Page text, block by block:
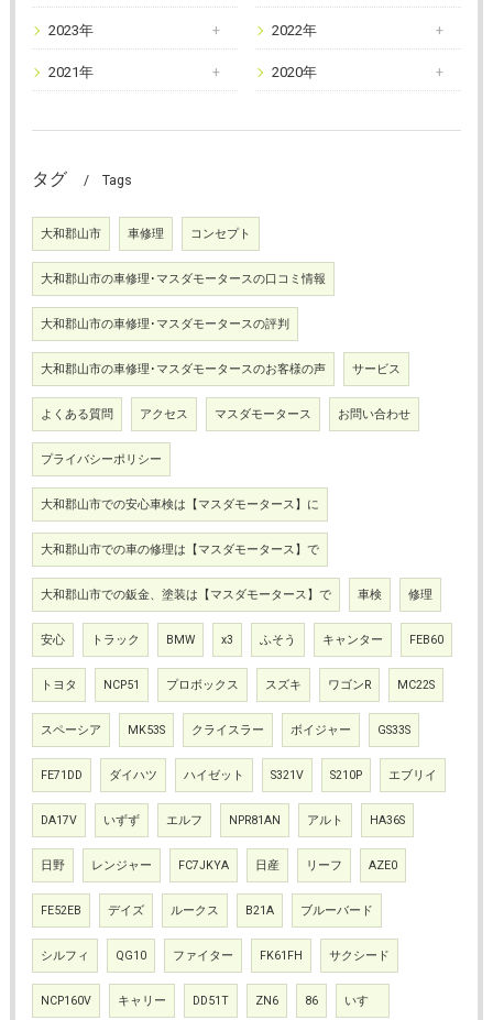
2023年 2022年
2021年 2020年
タグ Tags
大和郡山市 車修理 コンセプト
大和郡山市の車修理･マスダモータースの口コミ情報
大和郡山市の車修理･マスダモータースの評判
大和郡山市の車修理･マスダモータースのお客様の声 サービス
よくある質問 アクセス マスダモータース お問い合わせ
プライバシーポリシー
大和郡山市での安心車検は【マスダモータース】に
大和郡山市での車の修理は【マスダモータース】で
大和郡山市での鈑金、塗装は【マスダモータース】で 車検 修理
安心 トラック BMW x3 ふそう キャンター FEB60
トヨタ NCP51 プロボックス スズキ ワゴンR MC22S
スペーシア MK53S クライスラー ボイジャー GS33S
FE71DD ダイハツ ハイゼット S321V S210P エブリイ
DA17V いずず エルフ NPR81AN アルト HA36S
日野 レンジャー FC7JKYA 日産 リーフ AZE0
FE52EB デイズ ルークス B21A ブルーバード
シルフィ QG10 ファイター FK61FH サクシード
NCP160V キャリー DD51T ZN6 86 いすゞ